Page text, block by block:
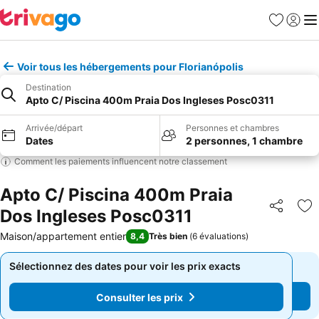
Favoris
Se
Voir tous les hébergements pour Florianópolis
Destination
Apto C/ Piscina 400m Praia Dos Ingleses Posc0311
Arrivée/départ
Dates
Personnes et chambres
2 personnes, 1 chambre
Comment les paiements influencent notre classement
Apto C/ Piscina 400m Praia
Dos Ingleses Posc0311
Partager
Maison/appartement entier 8,4 Très bien (6 évaluations)
Sélectionnez des dates pour voir les prix exacts
Consulter les prix
Sélectionnez des dates pour voir les prix exacts
Consulter les prix